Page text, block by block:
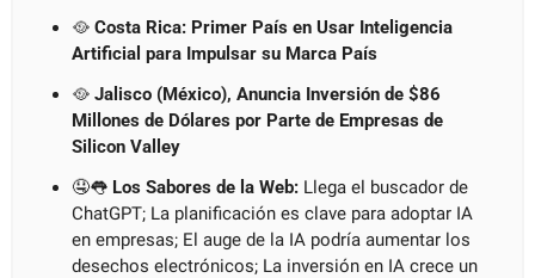
🥘 Costa Rica: Primer País en Usar Inteligencia
Artificial para Impulsar su Marca País
🥘 Jalisco (México), Anuncia Inversión de $86
Millones de Dólares por Parte de Empresas de
Silicon Valley
🤤👅 Los Sabores de la Web: Llega el buscador de
ChatGPT; La planificación es clave para adoptar IA
en empresas; El auge de la IA podría aumentar los
desechos electrónicos; La inversión en IA crece un